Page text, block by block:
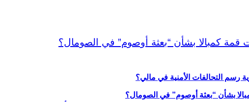
رسم التحالفات الأمنية في مالي؟